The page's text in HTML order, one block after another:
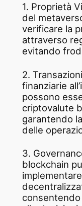
1. Proprietà
del
verificare la
attraverso
evitando
2.
finanziarie
possono
criptovalute
garantendo
delle
3.
blockchain